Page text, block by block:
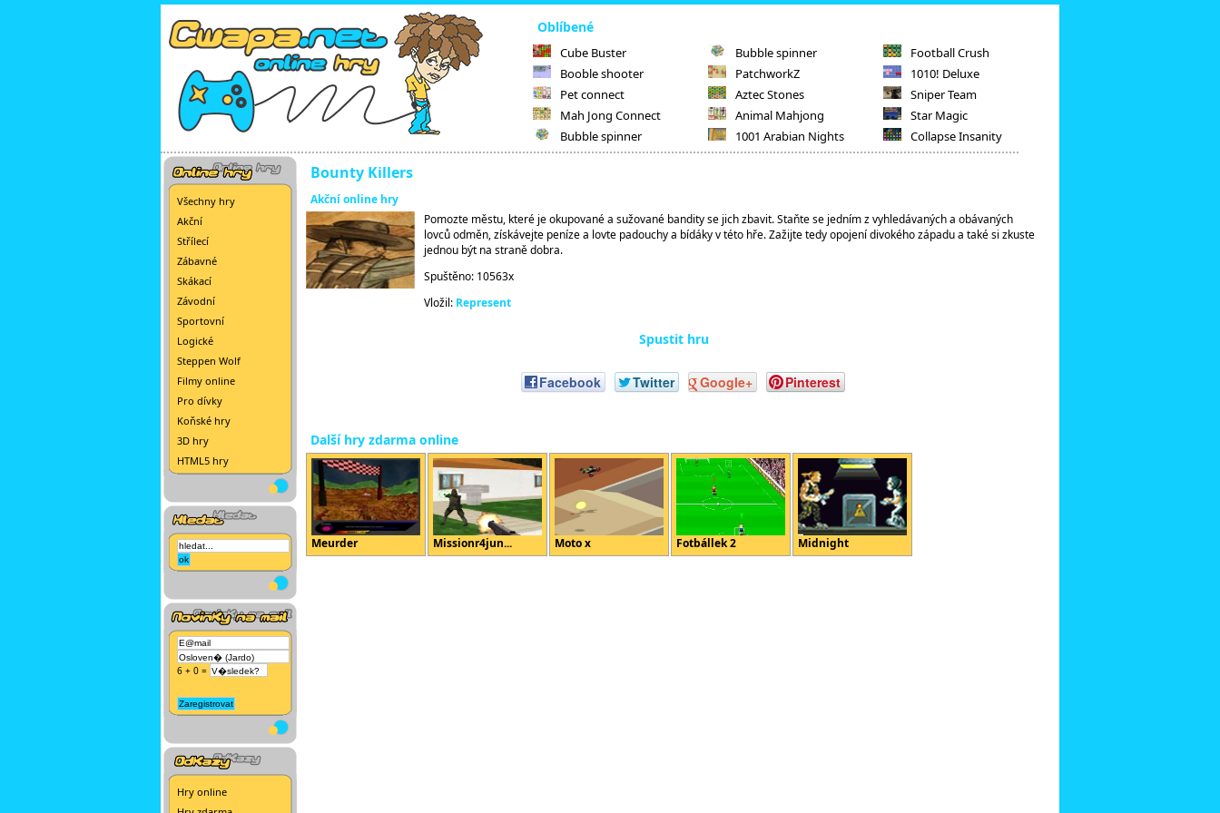
Oblíbené
Cube Buster
Booble shooter
Pet connect
Mah Jong Connect
Bubble spinner
Bubble spinner
PatchworkZ
Aztec Stones
Animal Mahjong
1001 Arabian Nights
Football Crush
1010! Deluxe
Sniper Team
Star Magic
Collapse Insanity
Všechny hry
Akční
Střílecí
Zábavné
Skákací
Závodní
Sportovní
Logické
Steppen Wolf
Filmy online
Pro dívky
Koňské hry
3D hry
HTML5 hry
6 + 0 =
Hry online
Bounty Killers
Akční online hry
Pomozte městu, které je okupované a sužované bandity se jich zbavit. Staňte se jedním z vyhledávaných a obávaných
lovců odměn, získávejte peníze a lovte padouchy a bídáky v této hře. Zažijte tedy opojení divokého západu a také si zkuste
jednou být na straně dobra.
Spuštěno: 10563x
Vložil: Represent
Spustit hru
Facebook Twitter Google+ Pinterest
Další hry zdarma online
Meurder Missionr4jun... Moto x Fotbállek 2 Midnight